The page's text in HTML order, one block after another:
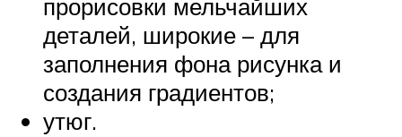
прорисовки мельчайших
деталей, широкие – для
заполнения фона рисунка и
создания градиентов;
утюг.